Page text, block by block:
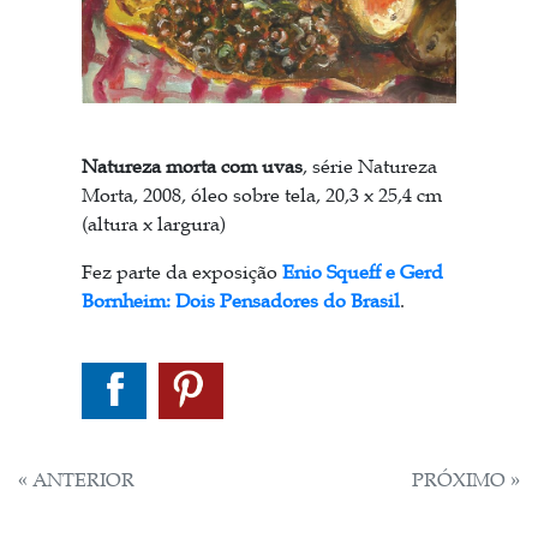
Natureza morta com uvas, série Natureza
Morta, 2008, óleo sobre tela, 20,3 x 25,4 cm
(altura x largura)
Fez parte da exposição Enio Squeff e Gerd
Bornheim: Dois Pensadores do Brasil.
NAVEGAÇÃO
« ANTERIOR PRÓXIMO »